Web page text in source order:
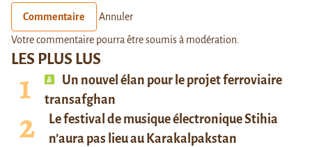
LES PLUS LUS
Un nouvel élan pour le projet ferroviaire
transafghan
Le festival de musique électronique Stihia
n’aura pas lieu au Karakalpakstan
Commentaire Annuler
Votre commentaire pourra être soumis à modération.